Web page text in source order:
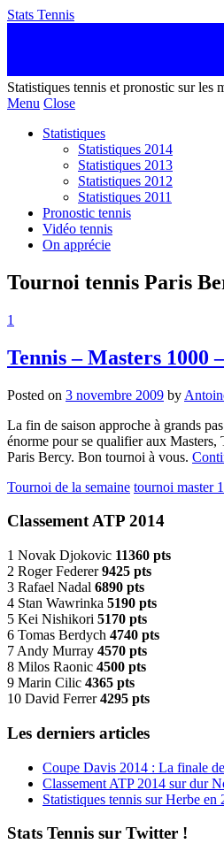
Stats Tennis
Statistiques tennis et pronostic sur les
Menu Close
Statistiques
Statistiques 2014
Statistiques 2013
Statistiques 2012
Statistiques 2011
Pronostic tennis
Vidéo tennis
On apprécie
Tournoi tennis Paris
1
Tennis – Masters 1000
Posted on 3 novembre 2009 by
La fin de saison approche à grands
énorme pour se qualifier aux Masters,
Paris Bercy. Bon tournoi à vous.
Tournoi de la semaine tournoi master
Classement ATP 2014
1 Novak Djokovic 11360 pts
2 Roger Federer9425 pts
3 Rafael Nadal 6890 pts
4 Stan Wawrinka 5190 pts
5 Kei Nishikori 5170 pts
6 Tomas Berdych 4740 pts
7 Andy Murray 4570 pts
8 Milos Raonic 4500 pts
9 Marin Cilic 4365 pts
10 David Ferrer4295 pts
Les derniers articles
Coupe Davis 2014 : La finale
Classement ATP 2014 sur dur
Statistiques tennis sur Herbe
Stats Tennis sur Twitter !